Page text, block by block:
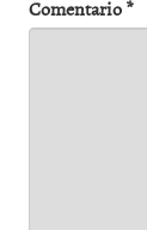
Comentario*